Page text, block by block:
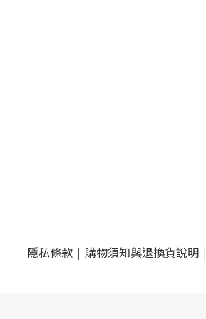
隱私條款 | 購物須知與退換貨說明|